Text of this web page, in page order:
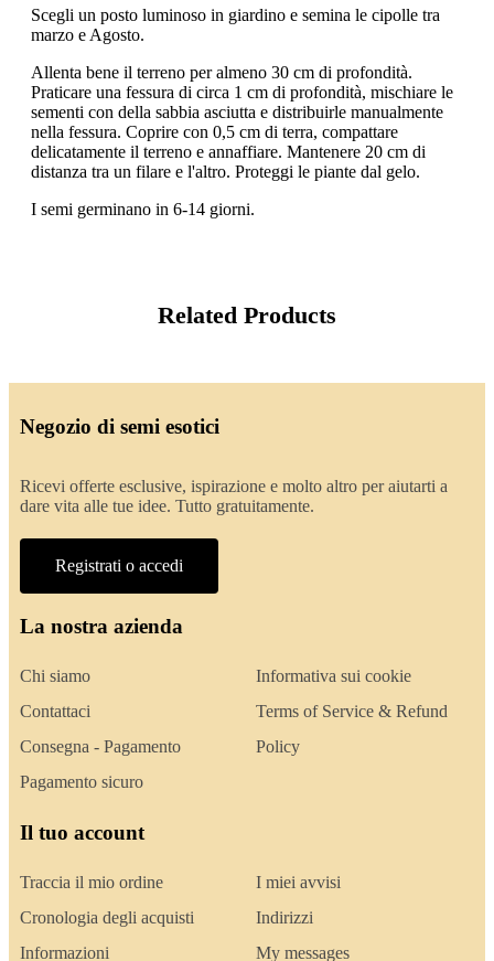
Scegli un posto luminoso in giardino e semina le cipolle tra
marzo e Agosto.
Allenta bene il terreno per almeno 30 cm di profondità.
Praticare una fessura di circa 1 cm di profondità, mischiare le
sementi con della sabbia asciutta e distribuirle manualmente
nella fessura. Coprire con 0,5 cm di terra, compattare
delicatamente il terreno e annaffiare. Mantenere 20 cm di
distanza tra un filare e l'altro. Proteggi le piante dal gelo.
I semi germinano in 6-14 giorni.
Related Products
Negozio di semi esotici
Ricevi offerte esclusive, ispirazione e molto altro per aiutarti a
dare vita alle tue idee. Tutto gratuitamente.
Registrati o accedi
La nostra azienda
Chi siamo
Contattaci
Consegna - Pagamento
Pagamento sicuro
Informativa sui cookie
Terms of Service & Refund
Policy
Il tuo account
Traccia il mio ordine
Cronologia degli acquisti
Informazioni
I miei avvisi
Indirizzi
My messages